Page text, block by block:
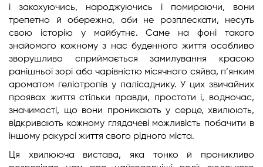
і закохуючись, народжуючись і помираючи, вони
трепетно й обережно, аби не розплескати, несуть
свою історію у майбутнє. Саме на фоні такого
знайомого кожному з нас буденного життя особливо
зворушливо сприймається замилування красою
ранішньої зорі або чарівністю місячного сяйва, п’янким
ароматом геліотропів у палісаднику. У цих звичайних
проявах життя стільки правди, простоти і, водночас,
значимості, що вони проникають у серце, хвилюють,
відкривають кожному глядачеві можливість побачити в
іншому ракурсі життя свого рідного міста.
Ця хвилююча вистава, яка тонко й проникливо